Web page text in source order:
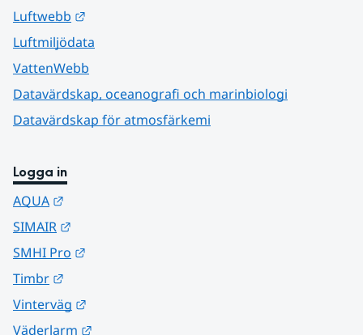
Luftwebb
Luftmiljödata
VattenWebb
Datavärdskap, oceanografi och marinbiologi
Datavärdskap för atmosfärkemi
Logga in
AQUA
SIMAIR
SMHI Pro
Timbr
Vinterväg
Väderlarm